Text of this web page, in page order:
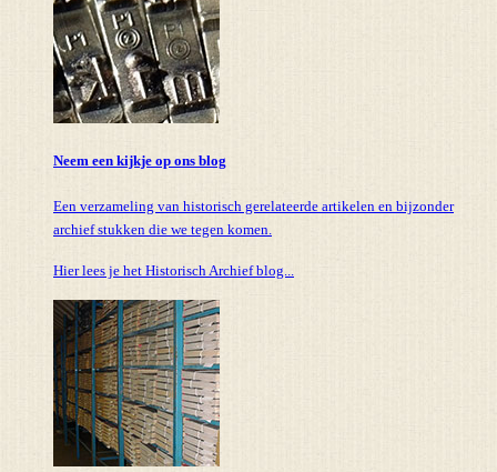
Neem een kijkje op ons blog
Een verzameling van historisch gerelateerde artikelen en bijzonder
archief stukken die we tegen komen.
Hier lees je het Historisch Archief blog...